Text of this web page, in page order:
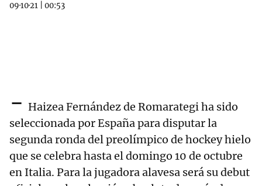
09·10·21
00:53
- Haizea Fernández de Romarategi ha sido
seleccionada por España para disputar la
segunda ronda del preolímpico de hockey hielo
que se celebra hasta el domingo 10 de octubre
en Italia. Para la jugadora alavesa será su debut